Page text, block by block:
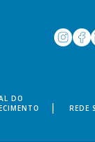
DO
REDE